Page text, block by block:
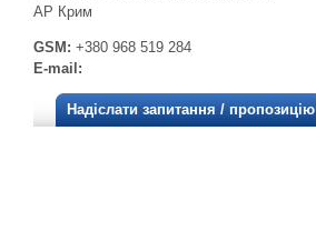
АР Крим
GSM: +380 968 519 284
E-mail:
Надіслати запитання / пропозицію